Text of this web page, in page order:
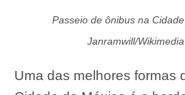
Passeio de ônibus na
Janramwill/
Uma das melhores formas